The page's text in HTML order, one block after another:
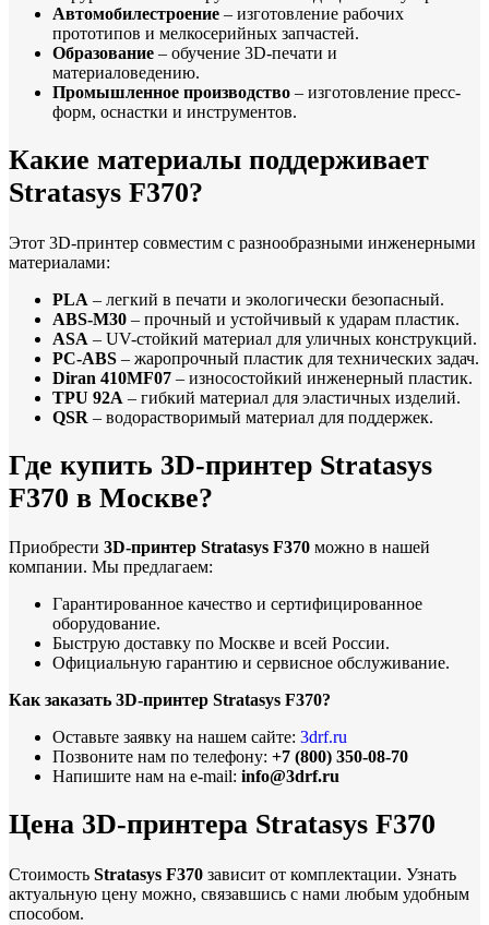
Автомобилестроение – изготовление рабочих
прототипов и мелкосерийных запчастей.
Образование – обучение 3D-печати и
материаловедению.
Промышленное производство – изготовление пресс-
форм, оснастки и инструментов.
Какие материалы поддерживает
Stratasys F370?
Этот 3D-принтер совместим с разнообразными инженерными
материалами:
PLA – легкий в печати и экологически безопасный.
ABS-M30 – прочный и устойчивый к ударам пластик.
ASA – UV-стойкий материал для уличных конструкций.
PC-ABS – жаропрочный пластик для технических задач.
Diran 410MF07 – износостойкий инженерный пластик.
TPU 92A – гибкий материал для эластичных изделий.
QSR – водорастворимый материал для поддержек.
Где купить 3D-принтер Stratasys
F370 в Москве?
Приобрести 3D-принтер Stratasys F370 можно в нашей
компании. Мы предлагаем:
Гарантированное качество и сертифицированное
оборудование.
Быструю доставку по Москве и всей России.
Официальную гарантию и сервисное обслуживание.
Как заказать 3D-принтер Stratasys F370?
Оставьте заявку на нашем сайте: 3drf.ru
Позвоните нам по телефону: +7 (800) 350-08-70
Напишите нам на e-mail: info@3drf.ru
Цена 3D-принтера Stratasys F370
Стоимость Stratasys F370 зависит от комплектации. Узнать
актуальную цену можно, связавшись с нами любым удобным
способом.